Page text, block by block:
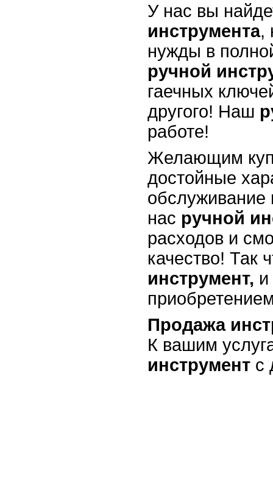
У нас вы
инструмента,
нужды в
ручной
гаечных
другого! Наш
работе!
Желающим
достойные
нас ручной
расходов и
качество! Так
инструмент,
Продажа
К вашим
инструмент с